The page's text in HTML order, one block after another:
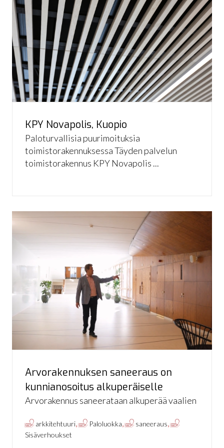
KPY Novapolis, Kuopio
Paloturvallisia puurimoituksia
toimistorakennuksessa Täyden palvelun
toimistorakennus KPY Novapolis ...
Arvorakennuksen saneeraus on
kunnianosoitus alkuperäiselle
Arvorakennus saneerataan alkuperää vaalien
arkkitehtuuri, Paloluokka , saneeraus ,
Sisäverhoukset